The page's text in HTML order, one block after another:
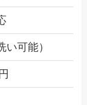
可能）